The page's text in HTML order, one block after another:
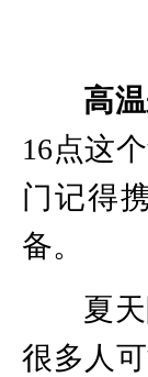
高
16点这
门记得
备。
夏
很多人